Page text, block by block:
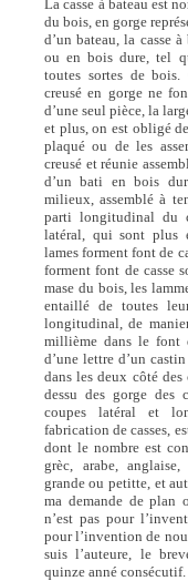
La casse à bateau est
du bois, en gorge
d’un bateau, la casse
ou en bois dure, tel
toutes sortes de
creusé en gorge ne
d’une seul pièce, la
et plus, on est obligé
plaqué ou de les
creusé et réunie
d’un bati en bois
milieux, assemblé à
parti longitudinal du
latéral, qui sont plus
lames forment font de
forment font de casse
mase du bois, les
entaillé de toutes
longitudinal, de
millième dans le font
d’une lettre d’un
dans les deux côté
dessu des gorge des
coupes latéral et
fabrication de casses,
dont le nombre est
grèc, arabe,
grande ou petitte, et
ma demande de plan
n’est pas pour
pour l’invention de
suis l’auteure, le
quinze anné consécutif.